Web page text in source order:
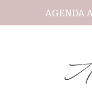
AGENDA